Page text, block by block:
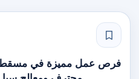
فرص عمل مميزة في مسقط